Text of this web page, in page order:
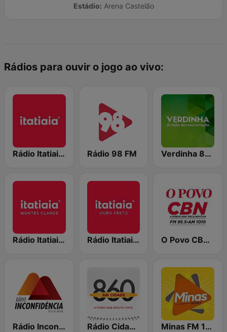
Estádio: Arena Castelão
Rádios para ouvir o jogo ao vivo:
Rádio Itatiaia FM Rádio 98 FM Verdinha 810 AM
Rádio Itatiaia Montes Claros 100.3 FM Rádio Itatiaia Ouro Preto O Povo CBN Fortaleza 95.5 FM
Rádio Inconfidência AM Rádio Cidade AM 860 Minas FM 104.1